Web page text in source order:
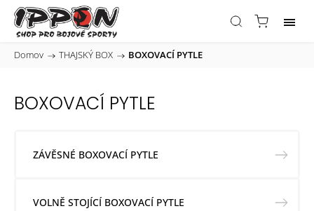
Domov / THAJSKÝ BOX / BOXOVACÍ PYTLE
BOXOVACÍ PYTLE
ZÁVĚSNÉ BOXOVACÍ PYTLE
VOLNĚ STOJÍCÍ BOXOVACÍ PYTLE